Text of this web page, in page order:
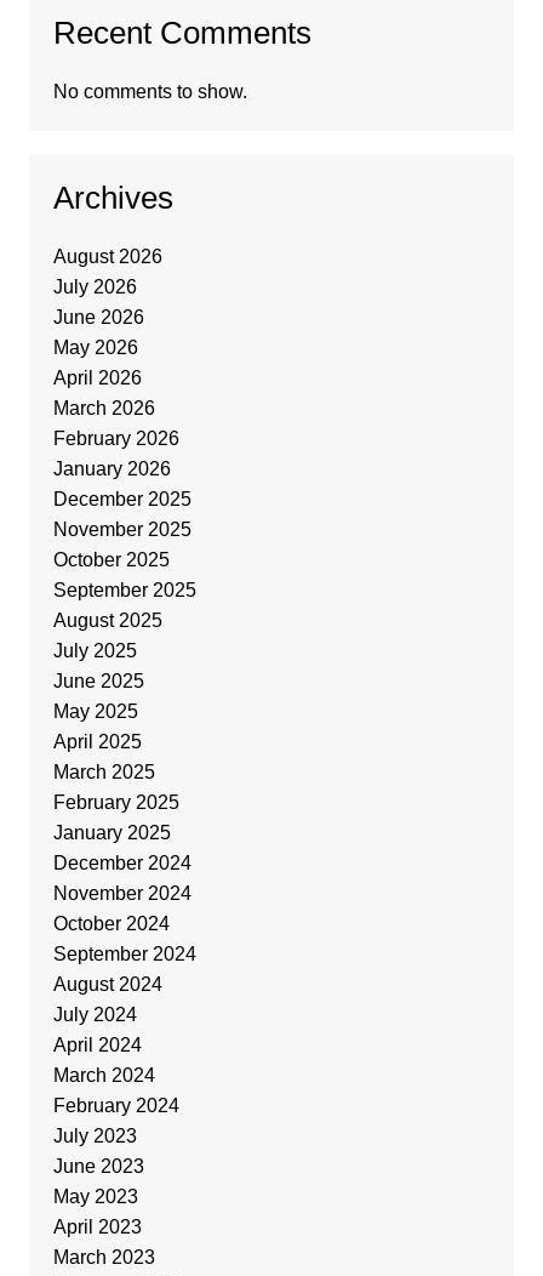
Recent Comments
No comments to show.
Archives
August 2026
July 2026
June 2026
May 2026
April 2026
March 2026
February 2026
January 2026
December 2025
November 2025
October 2025
September 2025
August 2025
July 2025
June 2025
May 2025
April 2025
March 2025
February 2025
January 2025
December 2024
November 2024
October 2024
September 2024
August 2024
July 2024
April 2024
March 2024
February 2024
July 2023
June 2023
May 2023
April 2023
March 2023